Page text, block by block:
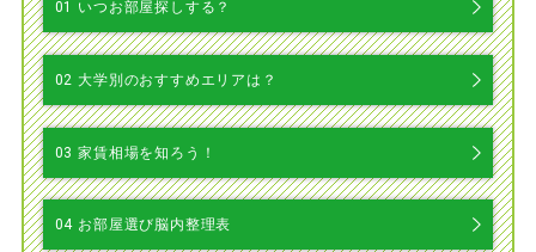
01 いつお部屋探しする？
02 大学別のおすすめエリアは？
03 家賃相場を知ろう！
04 お部屋選び脳内整理表